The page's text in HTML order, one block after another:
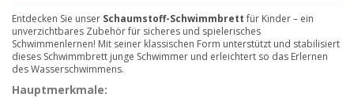
Entdecken Sie unser Schaumstoff-Schwimmbrettfür Kinder – ein
unverzichtbares Zubehör für sicheres und spielerisches
Schwimmenlernen! Mit seiner klassischen Form unterstützt und stabilisiert
dieses Schwimmbrett junge Schwimmer und erleichtert so das Erlernen
des Wasserschwimmens.
Hauptmerkmale: